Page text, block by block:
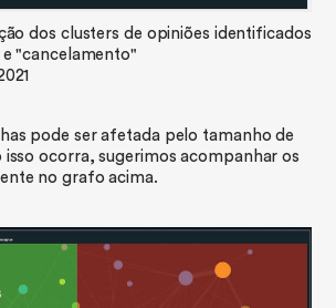
dos clusters de opiniões identificados
"cancelamento"
pode ser afetada pelo tamanho de
isso ocorra, sugerimos acompanhar os
no grafo acima.